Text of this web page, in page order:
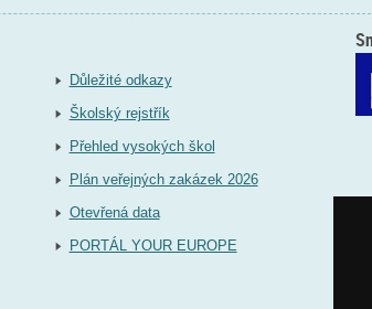
Důležité odkazy
Školský rejstřík
Přehled vysokých škol
Plán veřejných zakázek 2026
Otevřená data
PORTÁL YOUR EUROPE